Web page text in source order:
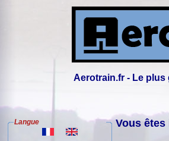
Aerotrain.fr - Le
Langue Vous êtes